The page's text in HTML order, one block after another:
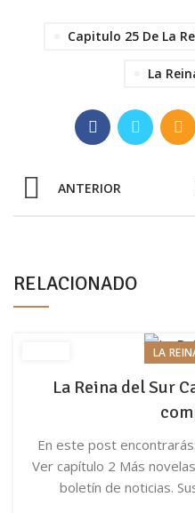
Capitulo 25 De La
La
ANTERIOR
RELACIONADO
LA
La Reina del Sur
En este post
Ver capítulo 2 Más
boletín de noticias.